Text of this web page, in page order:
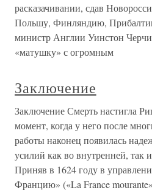
расказачивании, сдав
Польшу, Финляндию,
министр Англии Уинстон
«матушку» с огромным
Заключение
Заключение Смерть настигла
момент, когда у него после
работы наконец появилась
усилий как во внутренней, так
Приняв в 1624 году в
Францию» («La France